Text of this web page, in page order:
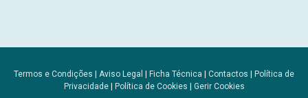
Termos e Condições | Aviso Legal | Ficha Técnica | Contactos | Política de
Privacidade| Política de Cookies | Gerir Cookies